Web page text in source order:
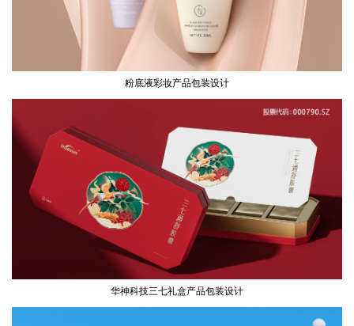
粉底液彩妆产品包装设计
华神科技三七礼盒产品包装设计